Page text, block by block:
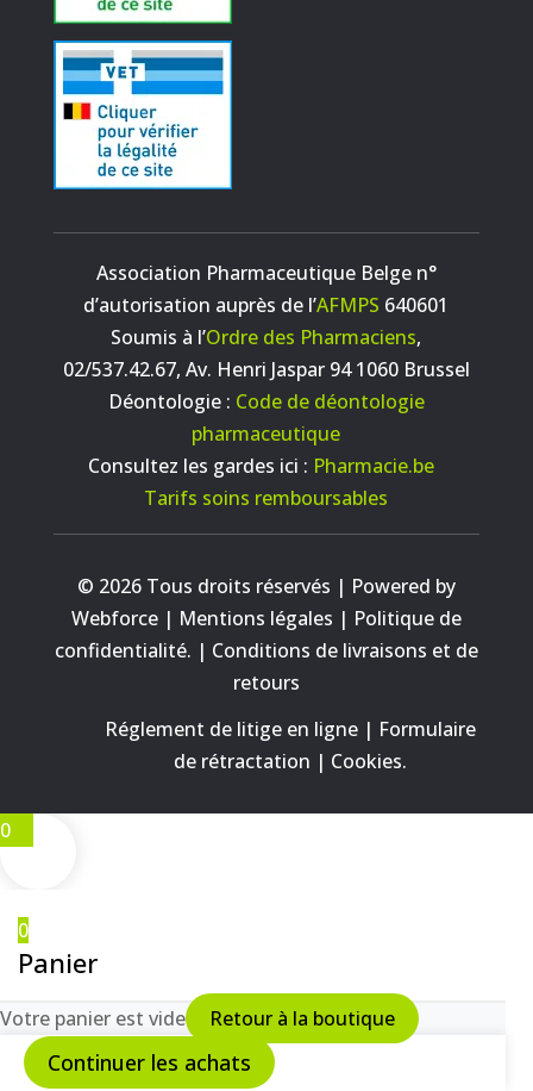
Association Pharmaceutique Belge n°
d’autorisation auprès de l’AFMPS 640601
Soumis à l’Ordre des Pharmaciens,
02/537.42.67, Av. Henri Jaspar 94 1060 Brussel
Déontologie : Code de déontologie
pharmaceutique
Consultez les gardes ici : Pharmacie.be
Tarifs soins remboursables
© 2026 Tous droits réservés | Powered by
Webforce | Mentions légales | Politique de
confidentialité. | Conditions de livraisons et de
retours
Réglement de litige en ligne| Formulaire
de rétractation | Cookies.
0
0
Panier
Votre panier est vide Retour à la boutique
Continuer les achats